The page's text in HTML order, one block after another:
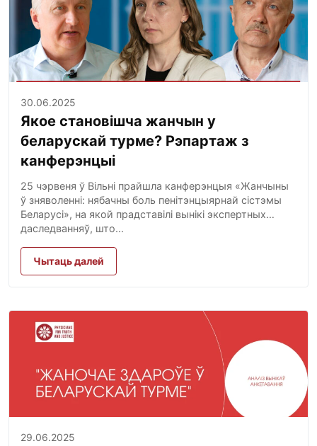
30.06.2025
Якое становішча жанчын у
беларускай турме? Рэпартаж з
канферэнцыі
25 чэрвеня ў Вільні прайшла канферэнцыя «Жанчыны
ў зняволенні: нябачны боль пенітэнцыярнай сістэмы
Беларусі», на якой прадставілі вынікі экспертных
даследванняў, што...
Чытаць далей
29.06.2025